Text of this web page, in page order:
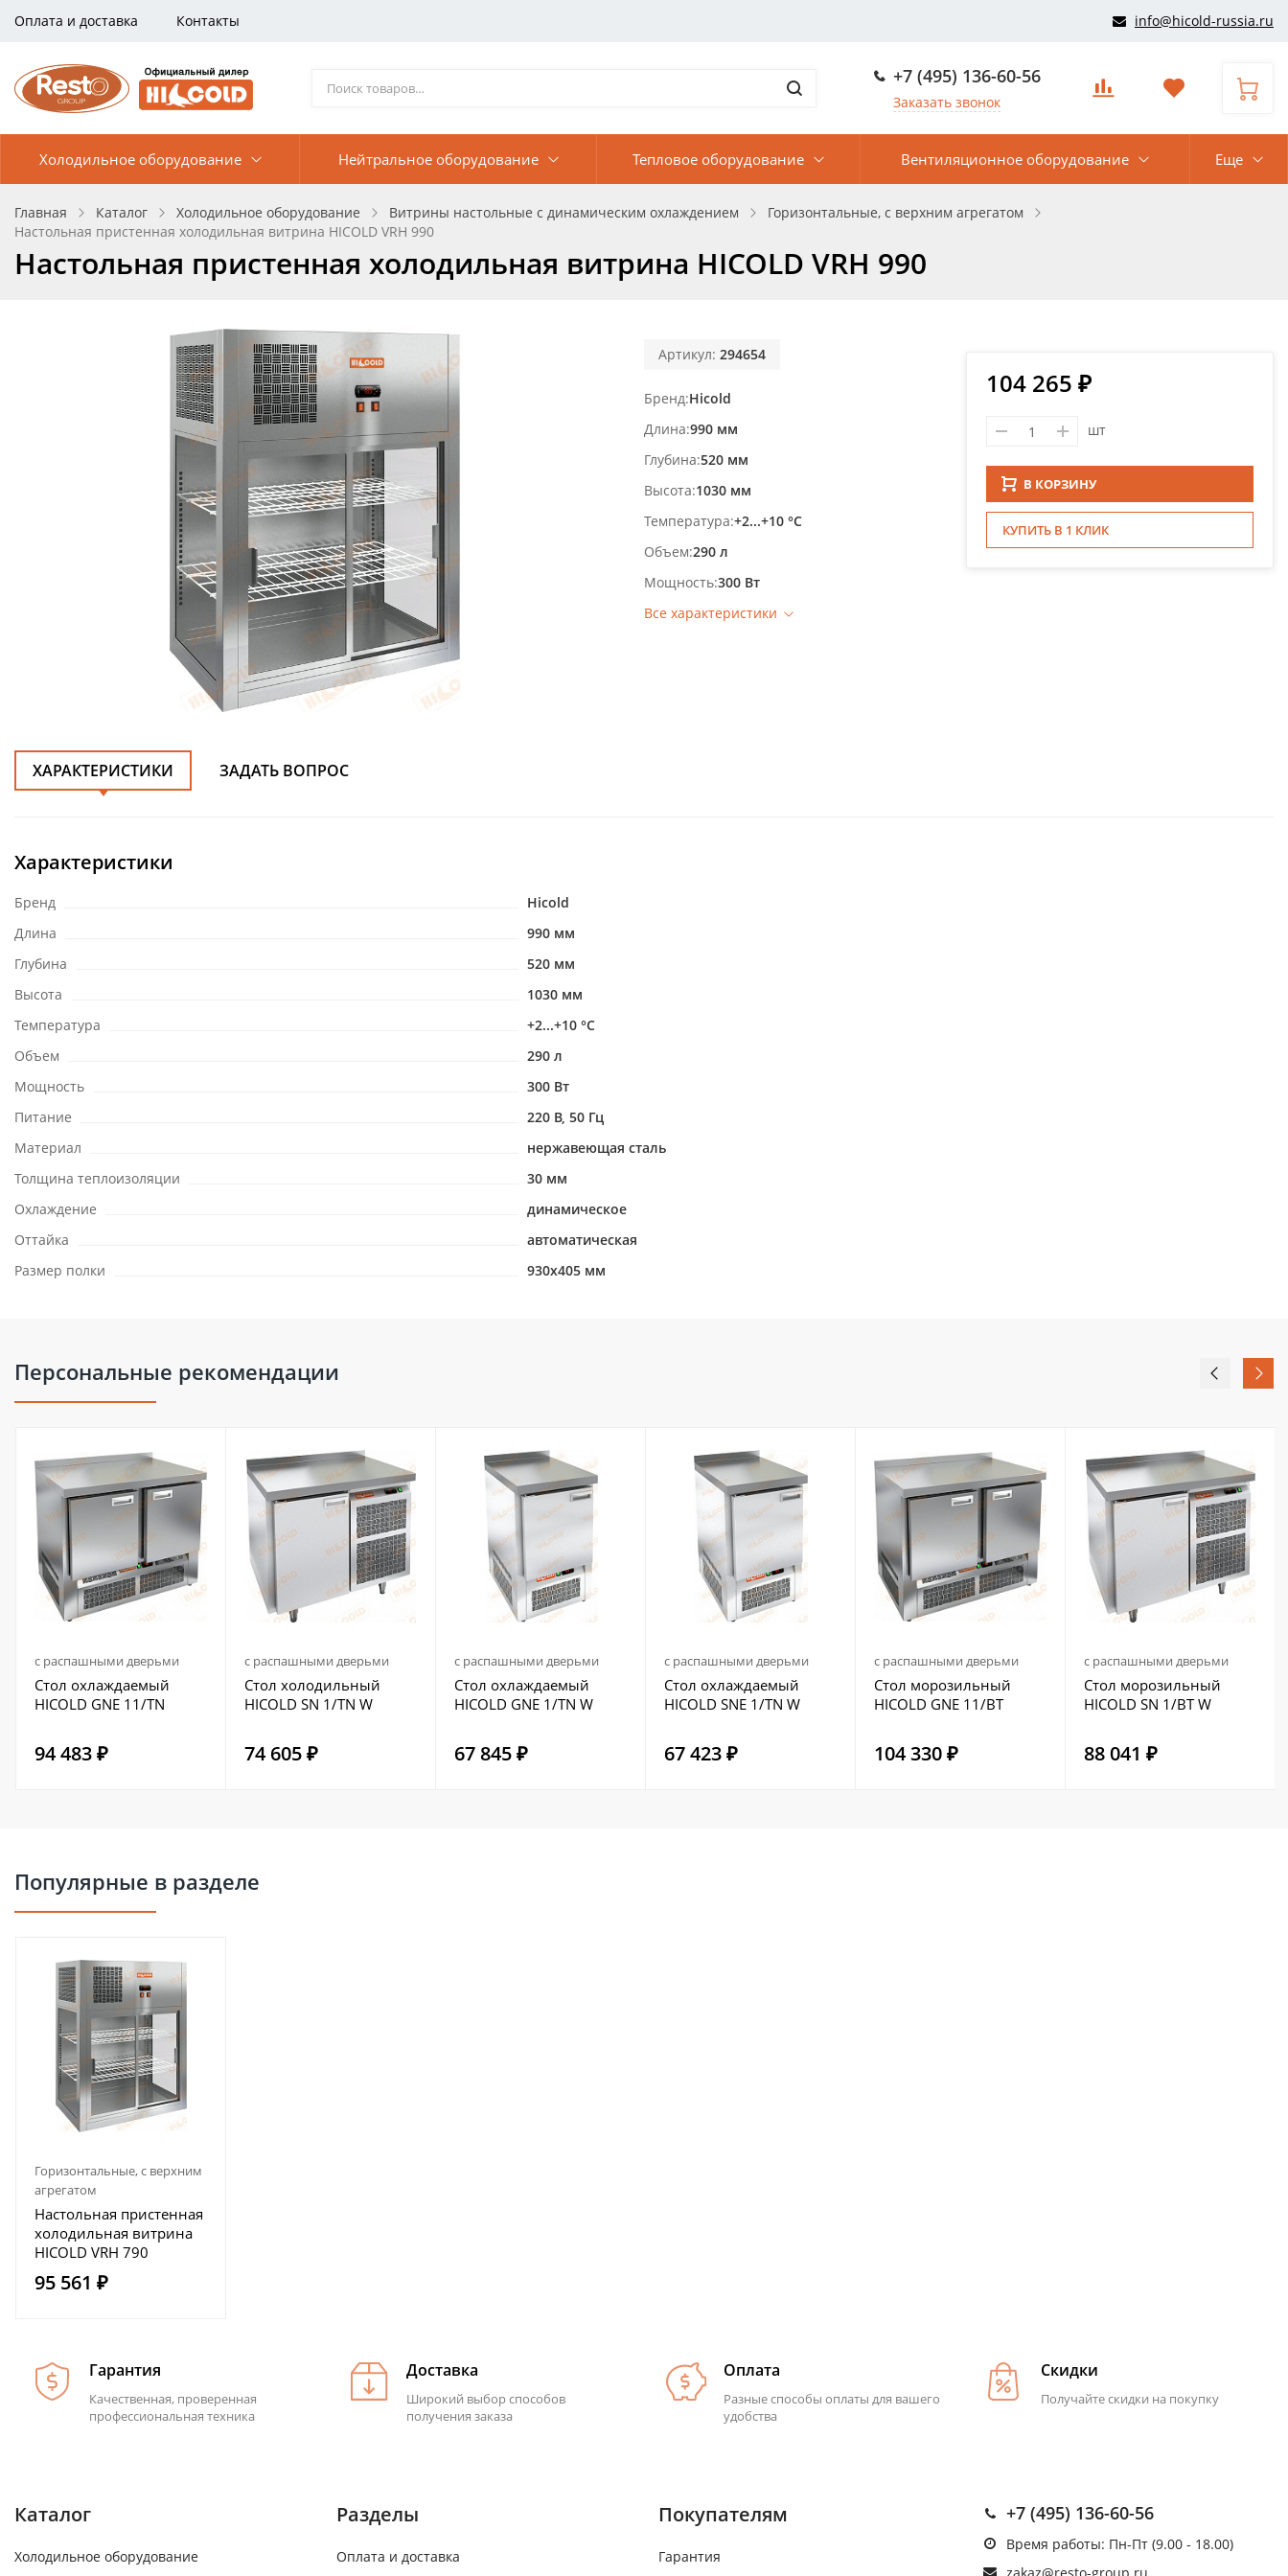
Оплата и доставка Контакты info@hicold-russia.ru
+7 (495) 136-60-56
Заказать звонок
Холодильное оборудование Нейтральное оборудование Тепловое оборудование Вентиляционное оборудование Еще
Главная Каталог Холодильное оборудование Витрины настольные с динамическим охлаждением
Горизонтальные, с верхним агрегатом
Настольная пристенная холодильная витрина HICOLD VRH 990
Настольная пристенная холодильная витрина HICOLD VRH 990
Артикул: 294654
Бренд Hicold
Длина 990 мм
Глубина 520 мм
Высота 1030 мм
Температура +2...+10 °С
Объем 290 л
Мощность 300 Вт
Все характеристики
104 265 ₽
шт
В КОРЗИНУ
КУПИТЬ В 1 КЛИК
ХАРАКТЕРИСТИКИ ЗАДАТЬ ВОПРОС
Характеристики
Бренд
Hicold
Длина
990 мм
Глубина
520 мм
Высота
1030 мм
Температура
+2...+10 °С
Объем
290 л
Мощность
300 Вт
Питание
220 В, 50 Гц
Материал
нержавеющая сталь
Толщина теплоизоляции
30 мм
Охлаждение
динамическое
Оттайка
автоматическая
Размер полки
930х405 мм
Персональные рекомендации
с распашными дверьми
Стол охлаждаемый
HICOLD GNE 11/TN
94 483 ₽
с распашными дверьми
Стол холодильный
HICOLD SN 1/TN W
74 605 ₽
с распашными дверьми
Стол охлаждаемый
HICOLD GNE 1/TN W
67 845 ₽
с распашными дверьми
Стол охлаждаемый
HICOLD SNE 1/TN W
67 423 ₽
с распашными дверьми
Стол морозильный
HICOLD GNE 11/BT
104 330 ₽
с распашными дверьми
Стол морозильный
HICOLD SN 1/BT W
88 041 ₽
Популярные в разделе
Горизонтальные, с верхним
агрегатом
Настольная пристенная
холодильная витрина
HICOLD VRH 790
95 561 ₽
Гарантия
Качественная, проверенная
профессиональная техника
Доставка
Широкий выбор способов
получения заказа
Оплата
Разные способы оплаты для вашего
удобства
Скидки
Получайте скидки на покупку
Каталог
Холодильное оборудование
Разделы
Оплата и доставка
Покупателям
Гарантия
+7 (495) 136-60-56
Время работы: Пн-Пт (9.00 - 18.00)